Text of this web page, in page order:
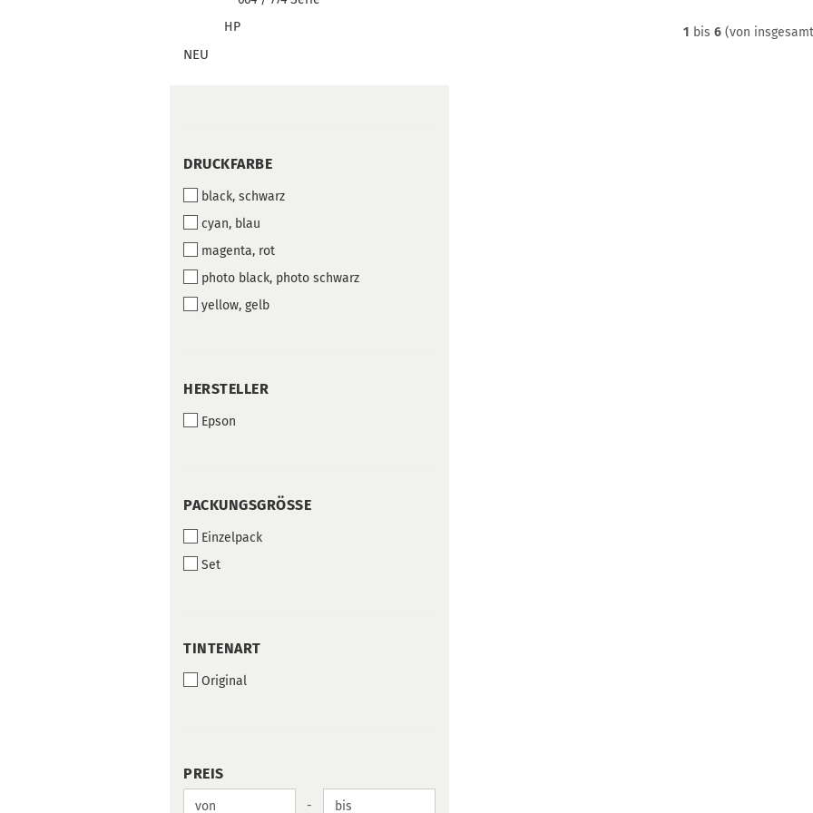
1 bis6 (von
HP
NEU
DRUCKFARBE
DRUCKFARBE
black, schwarz
cyan, blau
magenta, rot
photo black, photo schwarz
yellow, gelb
HERSTELLER
HERSTELLER
Epson
PACKUNGSGRÖSSE
PACKUNGSGRÖSSE
Einzelpack
Set
TINTENART
TINTENART
Original
PREIS
Preis bis -